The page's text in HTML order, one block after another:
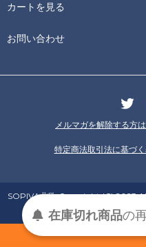
カートを見る
お問い合わせ
メルマガを解除する方
特定商法取引法に基づ
SOPIVA北欧 Copyright (C) 2023
などの著作権はソピバ北欧に
在庫切れ商品の